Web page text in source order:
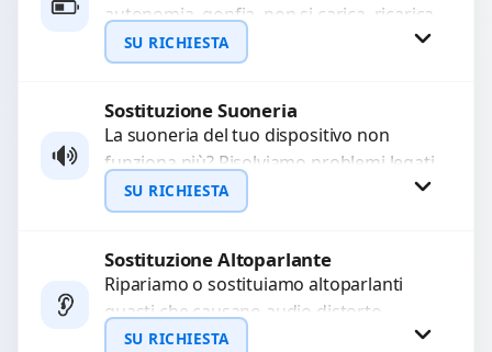
WhatsApp
autonomia, gonfia, non si carica, ricarica
lenta o cicli di ricarica esauriti?
Sostituiamo la...
SU RICHIESTA
Richiedi Preventivo
WhatsApp
Sostituzione Suoneria
La suoneria del tuo dispositivo non
funziona più? Risolviamo problemi legati
a moduli audio difettosi con interventi
precisi e componenti...
SU RICHIESTA
Richiedi Preventivo
WhatsApp
Sostituzione Altoparlante
Ripariamo o sostituiamo altoparlanti
guasti che causano audio distorto,
basso o assente. Utilizziamo ricambi di
SU RICHIESTA